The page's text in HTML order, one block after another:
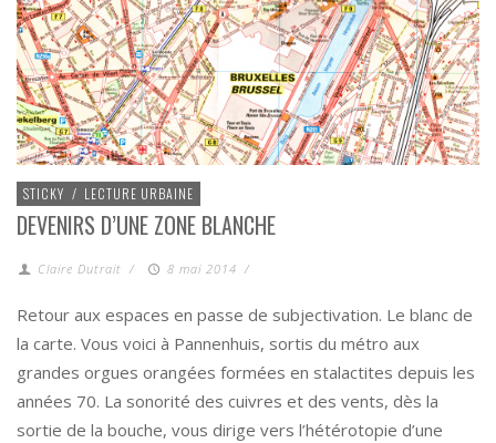
STICKY / LECTURE URBAINE
DEVENIRS D’UNE ZONE BLANCHE
Claire Dutrait / 8 mai 2014 /
Retour aux espaces en passe de subjectivation. Le blanc de
la carte. Vous voici à Pannenhuis, sortis du métro aux
grandes orgues orangées formées en stalactites depuis les
années 70. La sonorité des cuivres et des vents, dès la
sortie de la bouche, vous dirige vers l’hétérotopie d’une